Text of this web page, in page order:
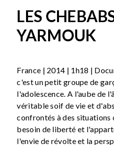
LES
YARMOUK
France | 2014 | 1h18 |
c'est un petit groupe de
l'adolescence. A l'aube de
véritable soif de vie et
confrontés à des situations
besoin de liberté et
l'envie de révolte et la